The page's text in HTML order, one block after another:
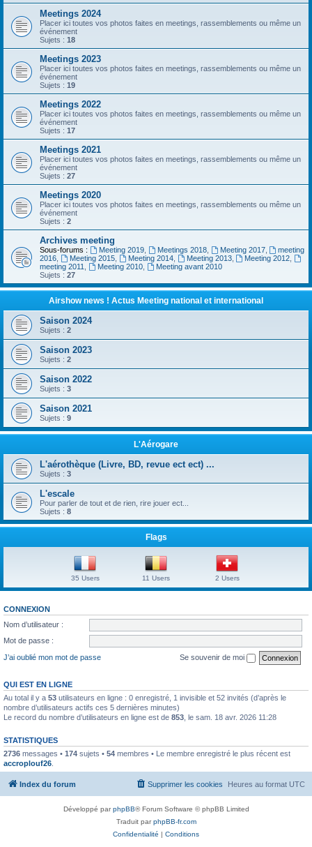
Meetings 2024
Placer ici toutes vos photos faites en meetings, rassemblements ou même un
événement
Sujets : 18
Meetings 2023
Placer ici toutes vos photos faites en meetings, rassemblements ou même un
événement
Sujets : 19
Meetings 2022
Placer ici toutes vos photos faites en meetings, rassemblements ou même un
événement
Sujets : 17
Meetings 2021
Placer ici toutes vos photos faites en meetings, rassemblements ou même un
événement
Sujets : 27
Meetings 2020
Placer ici toutes vos photos faites en meetings, rassemblements ou même un
événement
Sujets : 2
Archives meeting
Sous-forums : Meeting 2019, Meetings 2018, Meeting 2017,
meeting
2016
Meeting 2015, Meeting 2014, Meeting 2013, Meeting 2012
meeting 2011
Meeting 2010,
Meeting avant 2010
Sujets : 27
Airshow news ! Actus Meeting national et international
Saison 2024
Sujets : 2
Saison 2023
Sujets : 2
Saison 2022
Sujets : 3
Saison 2021
Sujets : 9
L'Aérogare
L'aérothèque (Livre, BD, revue ect ect) ...
Sujets : 3
L'escale
Pour parler de tout et de rien, rire jouer ect...
Sujets : 8
Flags
35 Users 11 Users 2 Users
CONNEXION
Nom d’utilisateur :
Mot de passe :
J’ai oublié mon mot de passe
Se souvenir de moi
QUI EST EN LIGNE
Au total il y a 53 utilisateurs en ligne : 0 enregistré, 1 invisible et 52 invités (d’après le
nombre d’utilisateurs actifs ces 5 dernières minutes)
Le record du nombre d’utilisateurs en ligne est de 853 , le sam. 18 avr. 2026 11:28
STATISTIQUES
2736 messages • 174 sujets • 54 membres • Le membre enregistré le plus récent est
accroplouf26
Index du forum Heures au format UTC
Supprimer les cookies
Développé parphpBB® Forum Software © phpBB Limited
Traduit parphpBB-fr.com
Confidentialité | Conditions